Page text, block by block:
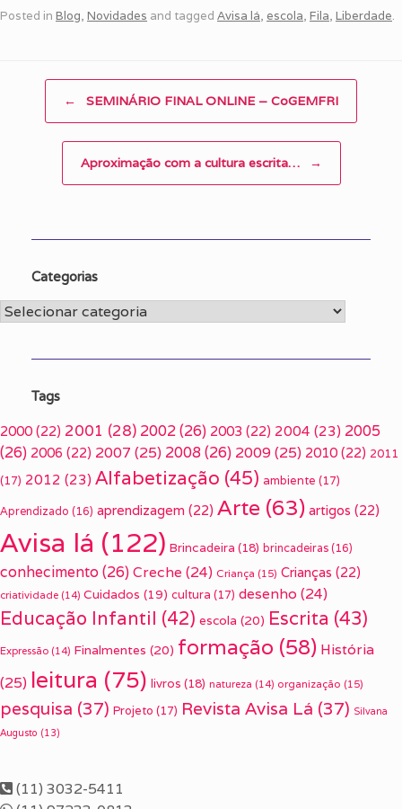
Posted in Blog, Novidades and tagged Avisa lá, escola, Fila, Liberdade.
Post navigation
← SEMINÁRIO FINAL ONLINE – CoGEMFRI
Aproximação com a cultura escrita… →
Categorias
Categorias
Tags
2000 (22) 2001 (28) 2002(26) 2003 (22) 2004 (23) 2005
(26) 2006 (22) 2007 (25) 2008(26) 2009(25) 2010 (22) 2011
(17) 2012 (23) Alfabetização (45) ambiente (17)
Aprendizado (16) aprendizagem (22) Arte (63) artigos (22)
Avisa lá (122) Brincadeira (18) brincadeiras (16)
conhecimento(26) Creche (24) Criança (15) Crianças (22)
criatividade (14) Cuidados (19) cultura (17) desenho (24)
Educação Infantil (42) escola (20) Escrita (43)
Expressão (14) Finalmentes (20) formação (58) História
(25) leitura (75) livros (18) natureza (14) organização (15)
pesquisa (37) Projeto (17) Revista Avisa Lá (37) Silvana
Augusto (13)
(11) 3032-5411